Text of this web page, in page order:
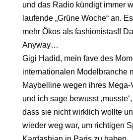
und das Radio kündigt immer
laufende „Grüne Woche“ an.
mehr Ökos als fashionistas!!
Anyway…
Gigi Hadid, mein fave des
internationalen Modelbranche
Maybelline wegen ihres Mega-
und ich sage bewusst
dass sie nicht wirklich wollte
wieder weg war, um richtigen